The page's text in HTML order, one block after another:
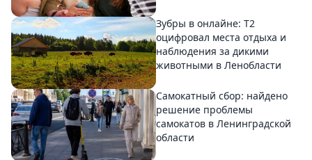
Зубры в онлайне: Т2
оцифровал места отдыха и
наблюдения за дикими
животными в Ленобласти
Самокатный сбор: найдено
решение проблемы
самокатов в Ленинградской
области